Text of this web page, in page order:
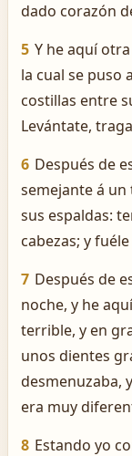
dado corazón
5 Y he aquí
la cual se puso
costillas entre
Levántate,
6 Después de
semejante á un
sus espaldas:
cabezas; y
7 Después de
noche, y he
terrible, y en
unos dientes
desmenuzaba,
era muy
8 Estando yo